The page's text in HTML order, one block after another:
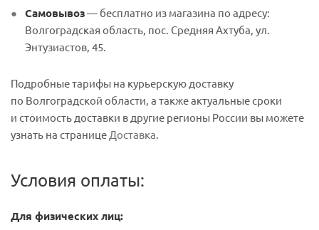
Самовывоз— бесплатно из магазина по адресу:
Волгоградская область, пос. Средняя Ахтуба, ул.
Энтузиастов, 45.
Подробные тарифы на курьерскую доставку
по Волгоградской области, а также актуальные сроки
и стоимость доставки в другие регионы России вы можете
узнать на странице Доставка.
Условия оплаты:
Для физических лиц: